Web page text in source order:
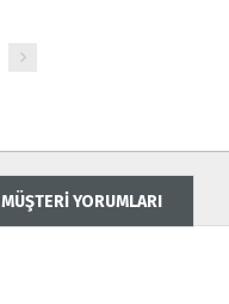
MÜŞTERİ YORUMLARI